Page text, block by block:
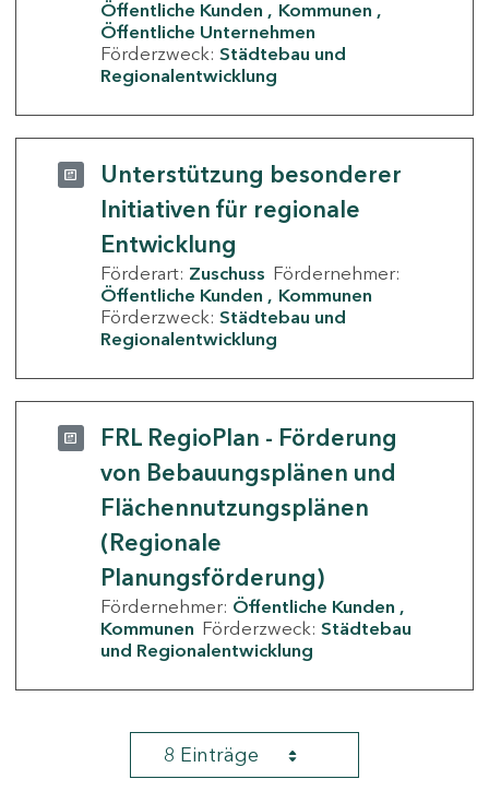
Öffentliche Kunden
Kommunen
Öffentliche Unternehmen
Förderzweck: Städtebau und
Regionalentwicklung
Unterstützung besonderer
Initiativen für regionale
Entwicklung
Förderart: Zuschuss Fördernehmer:
Öffentliche Kunden
Kommunen
Förderzweck: Städtebau und
Regionalentwicklung
FRL RegioPlan - Förderung
von Bebauungsplänen und
Flächennutzungsplänen
(Regionale
Planungsförderung)
Fördernehmer: Öffentliche Kunden
Kommunen Förderzweck: Städtebau
und Regionalentwicklung
8 Einträge